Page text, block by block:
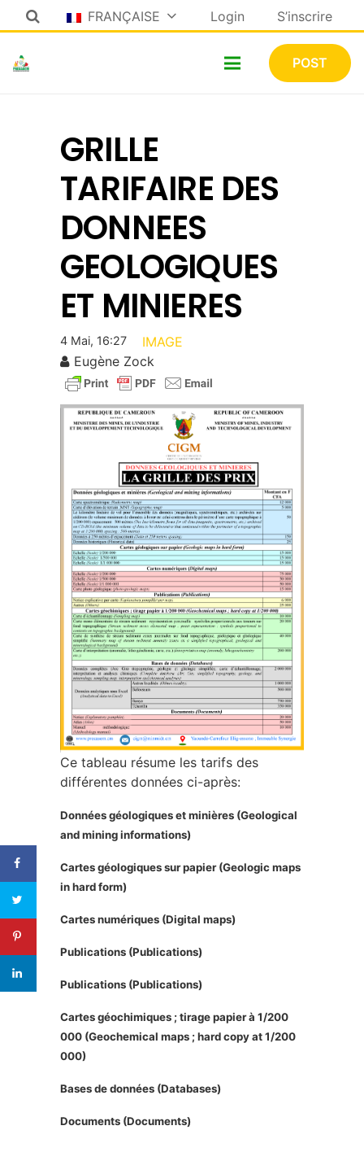
FRANÇAISE Login S’inscrire
POST
GRILLE
TARIFAIRE DES
DONNEES
GEOLOGIQUES
ET MINIERES
4 Mai, 16:27
IMAGE
Eugène Zock
Ce tableau résume les tarifs des
différentes données ci-après:
Données géologiques et minières (Geological
and mining informations)
Cartes géologiques sur papier(Geologic maps
in hard form)
Cartes numériques (Digital maps)
Publications (Publications)
Publications (Publications)
Cartes géochimiques ; tirage papier à 1/200
000 (Geochemical maps ; hard copy at 1/200
000)
Bases de données (Databases)
Documents (Documents)